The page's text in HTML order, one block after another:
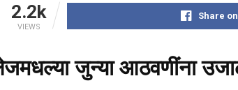
2.2k
VIEWS
Share
जुन्या आठवणींना